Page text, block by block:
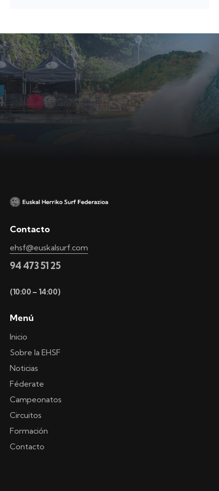
Contacto
ehsf@euskalsurf.com
94 473 51 25
(10:00 – 14:00)
Menú
Inicio
Sobre la EHSF
Noticias
Féderate
Campeonatos
Circuitos
Formación
Contacto